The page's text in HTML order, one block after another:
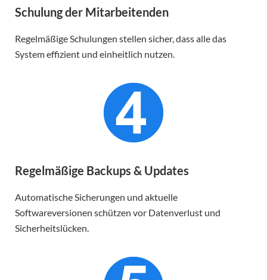
Schulung der Mitarbeitenden
Regelmäßige Schulungen stellen sicher, dass alle das
System effizient und einheitlich nutzen.
Regelmäßige Backups & Updates
Automatische Sicherungen und aktuelle
Softwareversionen schützen vor Datenverlust und
Sicherheitslücken.